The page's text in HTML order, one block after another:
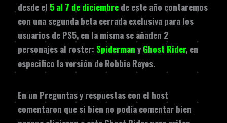
desde el 5 al 7 de diciembre de este año contaremos
con una segunda beta cerrada exclusiva para los
usuarios de PS5, en la misma se añaden 2
personajes al roster: Spiderman y Ghost Rider, en
especifico la versión de Robbie Reyes.
En un Preguntas y respuestas con el host
comentaron que si bien no podía comentar bien